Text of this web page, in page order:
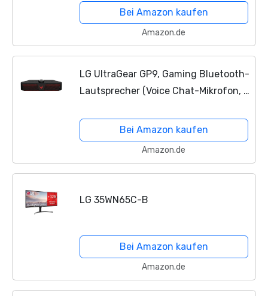
Bei Amazon kaufen
Amazon.de
LG UltraGear GP9, Gaming Bluetooth-
Lautsprecher (Voice Chat-Mikrofon, 5
schwarz [Modelljahr 2021]
Bei Amazon kaufen
Amazon.de
LG 35WN65C-B
Bei Amazon kaufen
Amazon.de